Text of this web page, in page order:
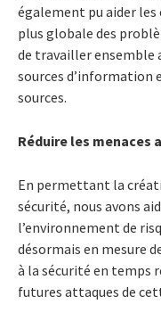
également pu aider les
plus globale des
de travailler ensemble
sources d’information
sources.
Réduire les menaces
En permettant la
sécurité, nous avons
l’environnement de
désormais en mesure
à la sécurité en temps
futures attaques de